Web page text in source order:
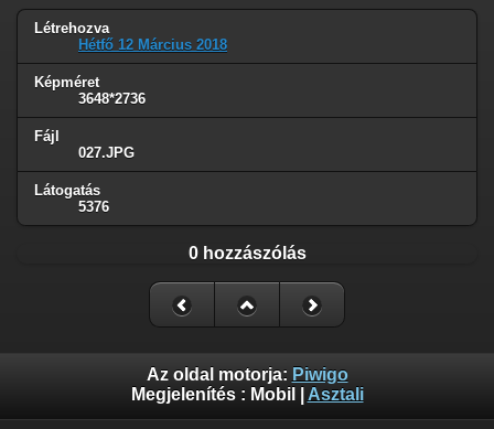
Létrehozva
Hétfő 12 Március 2018
Képméret
3648*2736
Fájl
027.JPG
Látogatás
5376
0 hozzászólás
Az oldal motorja: Piwigo
Megjelenítés : Mobil Asztali